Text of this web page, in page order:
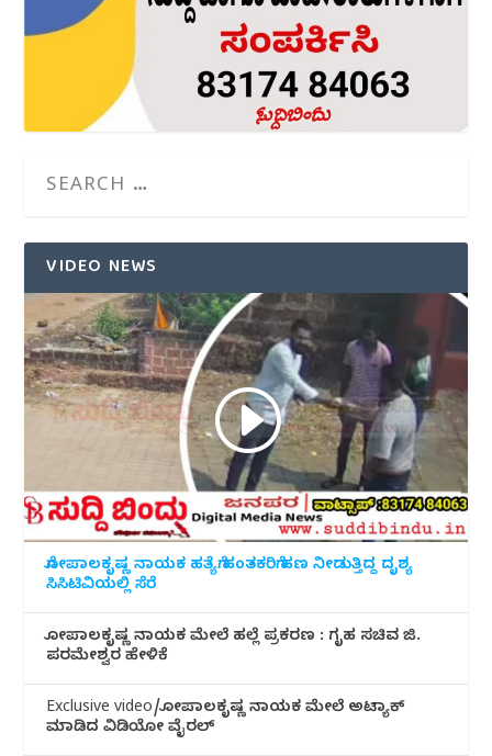
VIDEO NEWS
ಗೋಪಾಲಕೃಷ್ಣ ನಾಯಕ ಹತ್ಯೆಗೆ ಹಂತಕರಿಗೆ ಹಣ ನೀಡುತ್ತಿದ್ದ ದೃಶ್ಯ
ಸಿಸಿಟಿವಿಯಲ್ಲಿ ಸೆರೆ
ಗೋಪಾಲಕೃಷ್ಣ ನಾಯಕ ಮೇಲೆ ಹಲ್ಲೆ ಪ್ರಕರಣ : ಗೃಹ ಸಚಿವ ಜಿ.
ಪರಮೇಶ್ವರ ಹೇಳಿಕೆ
Exclusive video/ಗೋಪಾಲಕೃಷ್ಣ ನಾಯಕ ಮೇಲೆ ಅಟ್ಯಾಕ್
ಮಾಡಿದ ವಿಡಿಯೋ ವೈರಲ್